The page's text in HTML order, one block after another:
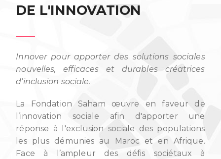
DE L'INNOVATION
Innover pour apporter des solutions sociales
nouvelles, efficaces et durables créatrices
d’inclusion sociale.
La Fondation Saham œuvre en faveur de
l’innovation sociale afin d'apporter une
réponse à l'exclusion sociale des populations
les plus démunies au Maroc et en Afrique.
Face à l’ampleur des défis sociétaux à